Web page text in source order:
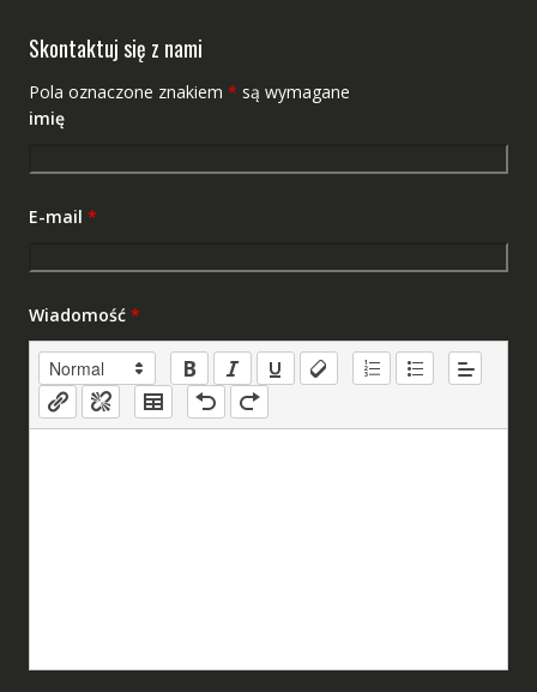
Skontaktuj się z nami
Pola oznaczone znakiem * są wymagane
imię
E-mail *
Wiadomość *